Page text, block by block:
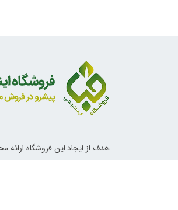
هدف از ایجاد این فروشگاه